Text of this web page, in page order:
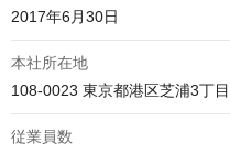
2017年6月30日
本社所在地
108-0023 東京都港区芝浦3丁
従業員数